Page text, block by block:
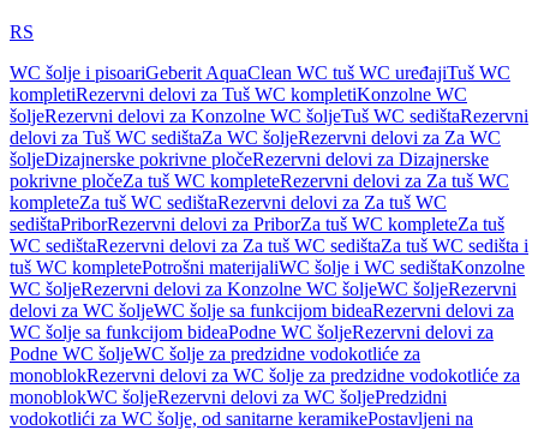
RS
WC šolje i pisoariGeberit AquaClean WC tuš WC uređajiTuš WC
kompletiRezervni delovi za Tuš WC kompletiKonzolne WC
šoljeRezervni delovi za Konzolne WC šoljeTuš WC sedištaRezervni
delovi za Tuš WC sedištaZa WC šoljeRezervni delovi za Za WC
šoljeDizajnerske pokrivne pločeRezervni delovi za Dizajnerske
pokrivne pločeZa tuš WC kompleteRezervni delovi za Za tuš WC
kompleteZa tuš WC sedištaRezervni delovi za Za tuš WC
sedištaPriborRezervni delovi za PriborZa tuš WC kompleteZa tuš
WC sedištaRezervni delovi za Za tuš WC sedištaZa tuš WC sedišta i
tuš WC kompletePotrošni materijaliWC šolje i WC sedištaKonzolne
WC šoljeRezervni delovi za Konzolne WC šoljeWC šoljeRezervni
delovi za WC šoljeWC šolje sa funkcijom bideaRezervni delovi za
WC šolje sa funkcijom bideaPodne WC šoljeRezervni delovi za
Podne WC šoljeWC šolje za predzidne vodokotliće za
monoblokRezervni delovi za WC šolje za predzidne vodokotliće za
monoblokWC šoljeRezervni delovi za WC šoljePredzidni
vodokotlići za WC šolje, od sanitarne keramikePostavljeni na